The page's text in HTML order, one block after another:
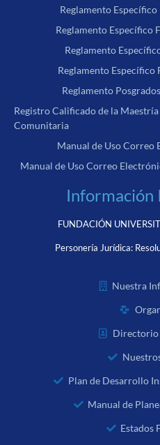
Reglamento
Reglamento Específico
Reglamento
Reglamento Específico
Reglamento
Registro Calificado de la
Comunitaria
Manual de Uso
Manual de Uso Correo
Información
FUNDACIÓN
Personería Jurídica:
Nuestra
Plan de Desarrollo
Manual de
Estados